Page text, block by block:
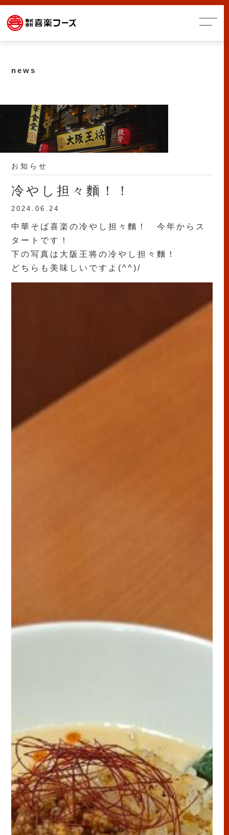
news
お知らせ
冷やし担々麵！！
2024.06.24
中華そば喜楽の冷やし担々麵！ 今年からス
タートです！
下の写真は大阪王将の冷やし担々麵！
どちらも美味しいですよ(^^)/